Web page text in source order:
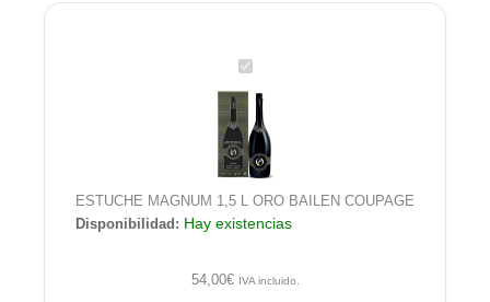
ESTUCHE
MAGNUM
1,5
L
ORO
BAILEN
COUPAGE
ESTUCHE MAGNUM 1,5 L ORO BAILEN COUPAGE
Disponibilidad: Hay existencias
54,00€ IVA incluido.